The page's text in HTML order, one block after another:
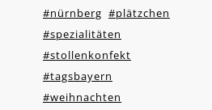
#nürnberg #plätzchen
#spezialitäten
#stollenkonfekt
#tagsbayern
#weihnachten